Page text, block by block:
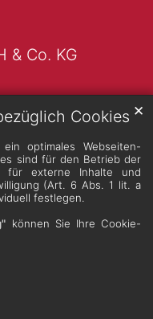
Cookies
optimales Webseiten-
sind für den Betrieb der
für externe Inhalte und
(Art. 6 Abs. 1 lit. a
festlegen.
können Sie Ihre Cookie-
✕
& Co. KG